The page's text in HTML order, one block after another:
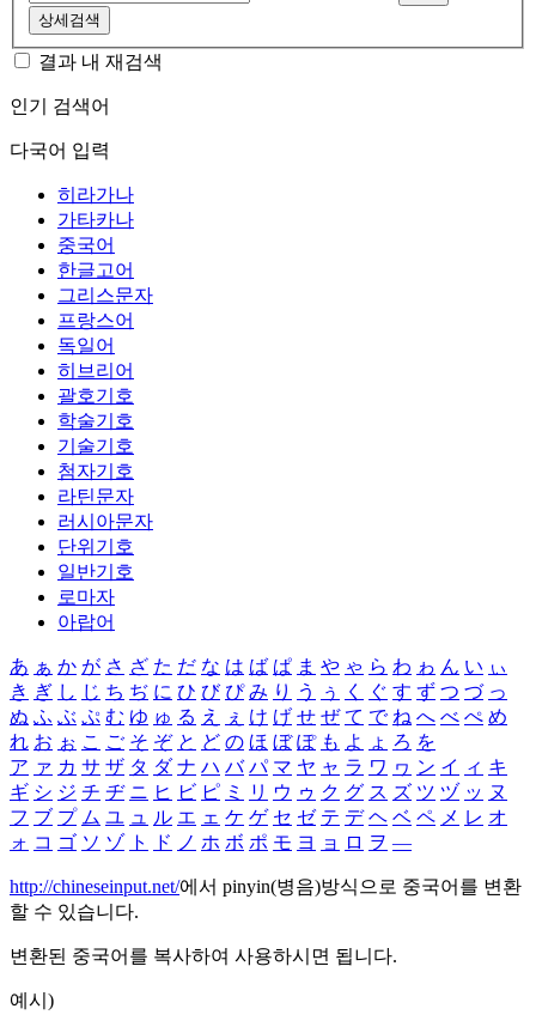
상세검색
결과 내 재검색
인기 검색어
다국어 입력
히라가나
가타카나
중국어
한글고어
그리스문자
프랑스어
독일어
히브리어
괄호기호
학술기호
기술기호
첨자기호
라틴문자
러시아문자
단위기호
일반기호
로마자
아랍어
あ ぁ か が さ ざ た だ な は ば ぱ ま や ゃ ら わ ゎ ん い ぃ
き ぎ し じ ち ぢ に ひ び ぴ み り う ぅ く ぐ す ず つ づ っ
ぬ ふ ぶ ぷ む ゆ ゅ る え ぇ け げ せ ぜ て で ね へ べ ぺ め
れ お ぉ こ ご そ ぞ と ど の ほ ぼ ぽ も よ ょ ろ を
ア ァ カ サ ザ タ ダ ナ ハ バ パ マ ヤ ャ ラ ワ ヮ ン イ ィ キ
ギ シ ジ チ ヂ ニ ヒ ビ ピ ミ リ ウ ゥ ク グ ス ズ ツ ヅ ッ ヌ
フ ブ プ ム ユ ュ ル エ ェ ケ ゲ セ ゼ テ デ ヘ ベ ペ メ レ オ
ォ コ ゴ ソ ゾ ト ド ノ ホ ボ ポ モ ヨ ョ ロ ヲ ―
http://chineseinput.net/에서 pinyin(병음)방식으로 중국어를 변환
할 수 있습니다.
변환된 중국어를 복사하여 사용하시면 됩니다.
예시)